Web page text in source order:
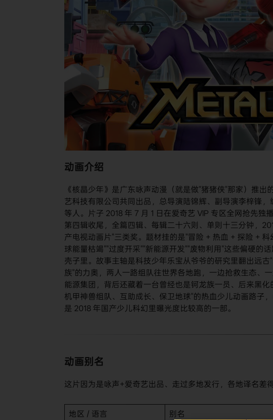
动画介绍
《核晶少年》是广东咏声动漫（就是做"猪猪侠"那家）推
艺科技有限公司共同出品，总导演陆锦辉、副导演李梓锋
等人。片子 2018 年 7 月 1 日在爱奇艺 VIP 专区全网抢先独
第四辑收尾，全篇四辑、每辑二十六则、单则十三分钟，
产电视动画片"三类奖。题材挂的是"冒险 + 热血 + 探险 +
球能量枯竭""过度开采""新能源开发""废物利用"这些偏硬的
壳子里。故事主轴是科技少年乐宝从爷爷的研究里翻出远
族"的力奥，两人一路组队往世界各地跑，一边抢救生态、
能源集团，背后还藏着一台曾经也是钶龙族一员、后来黑
机甲神兽组队、互助成长、保卫地球"的热血少儿动画路子
是 2018 年国产少儿科幻里曝光度比较高的一部。
动画别名
这片因为是咏声+爱奇艺出品、走过多地发行，各地译名差
地区 / 语言 别名